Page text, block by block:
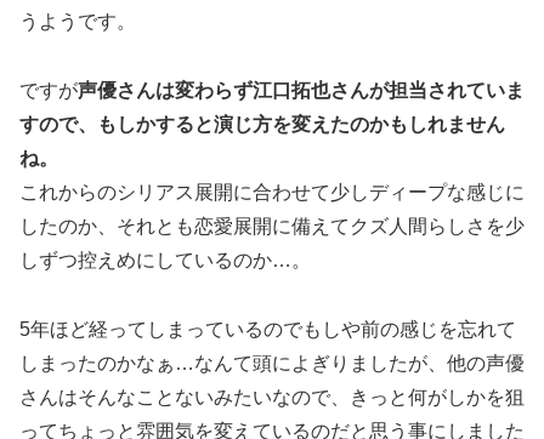
うようです。
ですが声優さんは変わらず江口拓也さんが担当されていま
すので、もしかすると演じ方を変えたのかもしれません
ね。
これからのシリアス展開に合わせて少しディープな感じに
したのか、それとも恋愛展開に備えてクズ人間らしさを少
しずつ控えめにしているのか…。
5年ほど経ってしまっているのでもしや前の感じを忘れて
しまったのかなぁ…なんて頭によぎりましたが、他の声優
さんはそんなことないみたいなので、きっと何がしかを狙
ってちょっと雰囲気を変えているのだと思う事にしました